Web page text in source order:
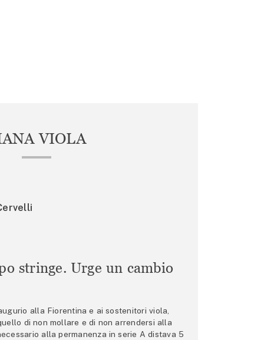
VIOLA
stringe. Urge un cambio
alla Fiorentina e ai sostenitori viola,
di non mollare e di non arrendersi alla
alla permanenza in serie A distava 5